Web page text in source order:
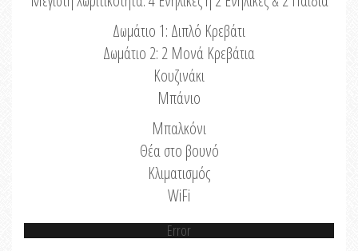
Δωμάτιο 1: Διπλό Κρεβάτι
Δωμάτιο 2: 2 Μονά Κρεβάτια
Κουζινάκι
Μπάνιο
Μπαλκόνι
Θέα στο βουνό
Κλιματισμός
WiFi
Error